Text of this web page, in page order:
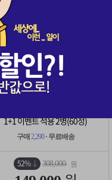
1+1 이벤트 적용 2병(60정)
구매 2,290· 무료배송
52% 308,000 원